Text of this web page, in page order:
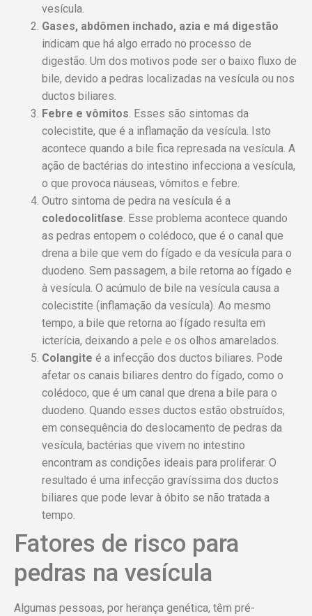
vesícula.
Gases, abdômen inchado, azia e má digestão
indicam que há algo errado no processo de
digestão. Um dos motivos pode ser o baixo fluxo de
bile, devido a pedras localizadas na vesícula ou nos
ductos biliares.
Febre e vômitos. Esses são sintomas da
colecistite, que é a inflamação da vesícula. Isto
acontece quando a bile fica represada na vesícula. A
ação de bactérias do intestino infecciona a vesícula,
o que provoca náuseas, vômitos e febre.
Outro sintoma de pedra na vesícula é a
coledocolitíase. Esse problema acontece quando
as pedras entopem o colédoco, que é o canal que
drena a bile que vem do fígado e da vesícula para o
duodeno. Sem passagem, a bile retorna ao fígado e
à vesícula. O acúmulo de bile na vesícula causa a
colecistite (inflamação da vesícula). Ao mesmo
tempo, a bile que retorna ao fígado resulta em
icterícia, deixando a pele e os olhos amarelados.
Colangite é a infecção dos ductos biliares. Pode
afetar os canais biliares dentro do fígado, como o
colédoco, que é um canal que drena a bile para o
duodeno. Quando esses ductos estão obstruídos,
em consequência do deslocamento de pedras da
vesícula, bactérias que vivem no intestino
encontram as condições ideais para proliferar. O
resultado é uma infecção gravíssima dos ductos
biliares que pode levar à óbito se não tratada a
tempo.
Fatores de risco para
pedras na vesícula
Algumas pessoas, por herança genética, têm pré-